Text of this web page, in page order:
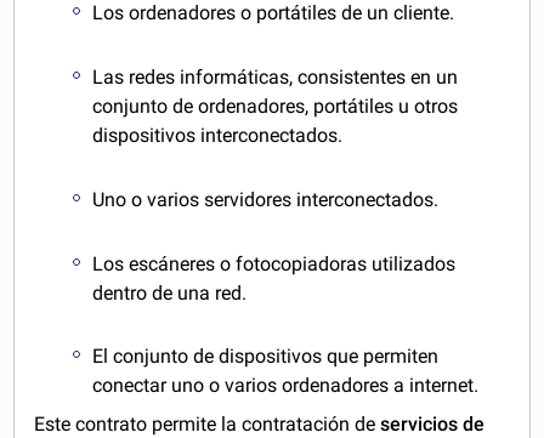
Los ordenadores o portátiles de un cliente.
Las redes informáticas, consistentes en un
conjunto de ordenadores, portátiles u otros
dispositivos interconectados.
Uno o varios servidores interconectados.
Los escáneres o fotocopiadoras utilizados
dentro de una red.
El conjunto de dispositivos que permiten
conectar uno o varios ordenadores a internet.
Este contrato permite la contratación deservicios de